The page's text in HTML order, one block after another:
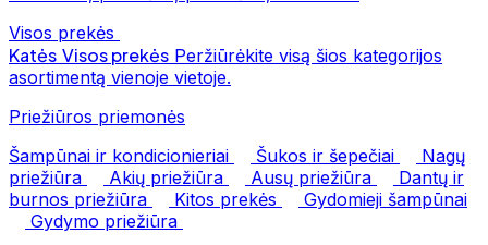
Visos prekės
Katės Visos prekės Peržiūrėkite visą šios kategorijos
asortimentą vienoje vietoje.
Priežiūros priemonės
Šampūnai ir kondicionieriai
Šukos ir šepečiai
Nagų
priežiūra
Akių priežiūra Ausų priežiūra
Dantų ir
burnos priežiūra
Kitos prekės
Gydomieji šampūnai
Gydymo priežiūra